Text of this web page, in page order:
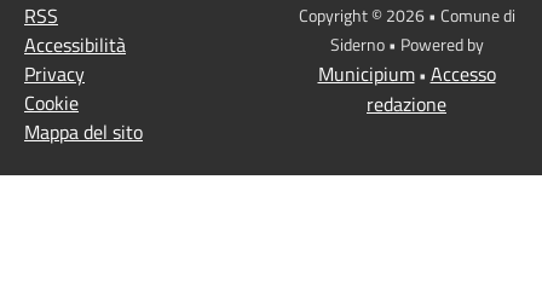
RSS
Accessibilità
Privacy
Cookie
Mappa del sito
Copyright © 2026 • Comune di
Siderno • Powered by
Municipium• Accesso
redazione